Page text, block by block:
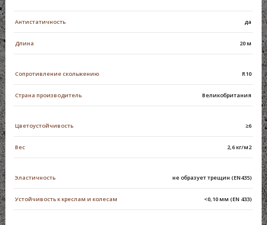
Антистатичность да
Длина 20 м
Сопротивление скольжению R10
Страна производитель Великобритания
Цветоустойчивость ≥6
Вес 2,6 кг/м2
Эластичность не образует трещин (EN435)
Устойчивость к креслам и колесам <0,10 мм (EN 433)